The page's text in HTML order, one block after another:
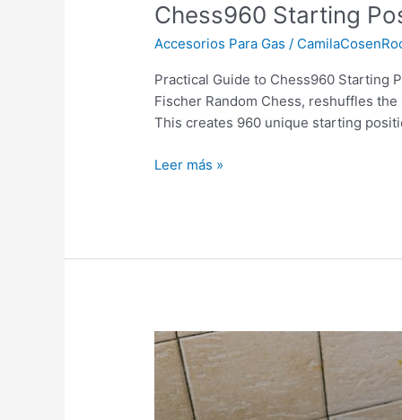
Chess960 Starting
Accesorios Para Gas /
Practical Guide to Chess960 Starting
Fischer Random Chess, reshuffles
This creates 960 unique starting
Chess960
Positions
for
Training:
A
Guide
Leer más »
Soluciones
Expertas